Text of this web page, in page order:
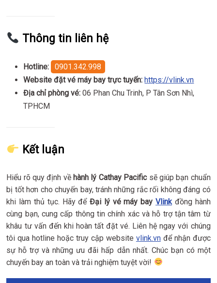
Thông tin liên hệ
Hotline:
0901.342.998
Website đặt vé máy bay trực tuyến: https://vlink.vn
Địa chỉ phòng vé: 06 Phan Chu Trinh, P Tân Sơn Nhì,
TPHCM
Kết luận
Hiểu rõ quy định về hành lý Cathay Pacificsẽ giúp bạn chuẩn
bị tốt hơn cho chuyến bay, tránh những rắc rối không đáng có
khi làm thủ tục. Hãy đểĐại lý vé máy bay Vlinkđồng hành
cùng bạn, cung cấp thông tin chính xác và hỗ trợ tận tâm từ
khâu tư vấn đến khi hoàn tất đặt vé. Liên hệ ngay với chúng
tôi qua hotline hoặc truy cập website vlink.vnđể nhận được
sự hỗ trợ và những ưu đãi hấp dẫn nhất. Chúc bạn có một
chuyến bay an toàn và trải nghiệm tuyệt vời!